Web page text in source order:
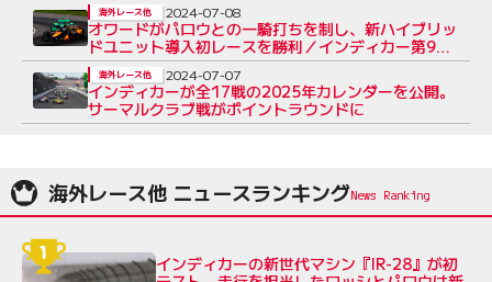
オワードがパロウとの一騎打ちを制し、新ハイブリッ
ドユニット導入初レースを勝利／インディカー第9戦
ミド・オハイオ決勝
海外レース他 2024-07-08
インディカーが全17戦の2025年カレンダーを公開。
サーマルクラブ戦がポイントラウンドに
海外レース他 2024-07-07
海外レース他 ニュースランキング
インディカーの新世代マシン『IR-28』が初